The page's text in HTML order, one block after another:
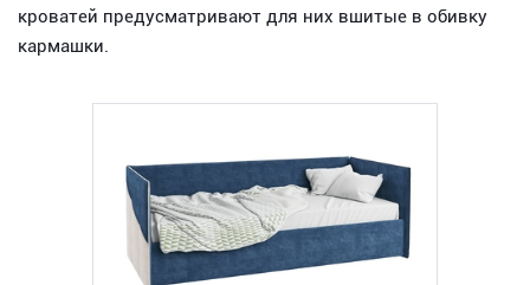
кроватей предусматривают для них вшитые в обивку
кармашки.